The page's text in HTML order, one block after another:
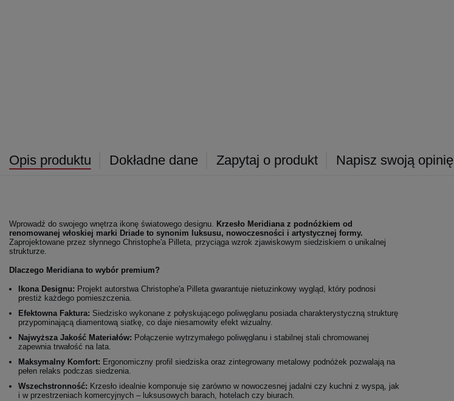
Opis produktu Dokładne dane Zapytaj o produkt Napisz swoją opinię
Wprowadź do swojego wnętrza ikonę światowego designu. Krzesło Meridiana z podnóżkiem od
renomowanej włoskiej marki Driade to synonim luksusu, nowoczesności i artystycznej formy.
Zaprojektowane przez słynnego Christophe'a Pilleta, przyciąga wzrok zjawiskowym siedziskiem o unikalnej
strukturze.
Dlaczego Meridiana to wybór premium?
Ikona Designu: Projekt autorstwa Christophe'a Pilleta gwarantuje nietuzinkowy wygląd, który podnosi
prestiż każdego pomieszczenia.
Efektowna Faktura: Siedzisko wykonane z połyskującego poliwęglanu posiada charakterystyczną strukturę
przypominającą diamentową siatkę, co daje niesamowity efekt wizualny.
Najwyższa Jakość Materiałów: Połączenie wytrzymałego poliwęglanu i stabilnej stali chromowanej
zapewnia trwałość na lata.
Maksymalny Komfort: Ergonomiczny profil siedziska oraz zintegrowany metalowy podnóżek pozwalają na
pełen relaks podczas siedzenia.
Wszechstronność: Krzesło idealnie komponuje się zarówno w nowoczesnej jadalni czy kuchni z wyspą, jak
i w przestrzeniach komercyjnych – luksusowych barach, hotelach czy biurach.